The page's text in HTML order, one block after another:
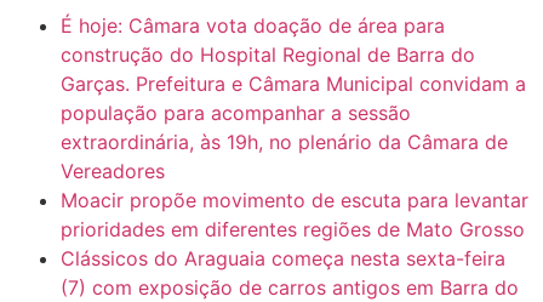
Mini Ginásio de Aragarças- Só a bo$ta 6:31
É hoje: Câmara vota doação de área para
construção do Hospital Regional de Barra do
Garças. Prefeitura e Câmara Municipal convidam a
população para acompanhar a sessão
extraordinária, às 19h, no plenário da Câmara de
Vereadores
Moacir propõe movimento de escuta para levantar
prioridades em diferentes regiões de Mato Grosso
Clássicos do Araguaia começa nesta sexta-feira
(7) com exposição de carros antigos em Barra do